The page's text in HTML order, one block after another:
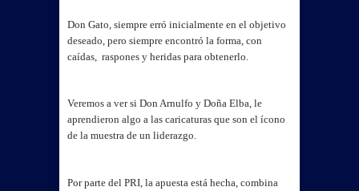
Don Gato, siempre erró inicialmente en el objetivo
deseado, pero siempre encontró la forma, con
caídas, raspones y heridas para obtenerlo.
Veremos a ver si Don Arnulfo y Doña Elba, le
aprendieron algo a las caricaturas que son el ícono
de la muestra de un liderazgo.
Por parte del PRI, la apuesta está hecha, combina